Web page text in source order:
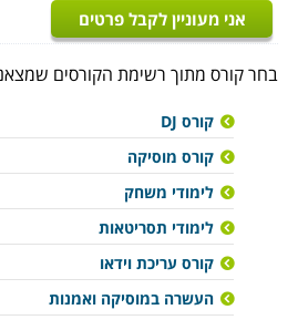
אני מעוניין לקבל פרטים
בחר קורס מתוך רשימת הקורסים
קורס DJ
קורס מוסיקה
לימודי משחק
לימודי תסריטאות
קורס עריכת וידאו
העשרה במוסיקה ואמנות